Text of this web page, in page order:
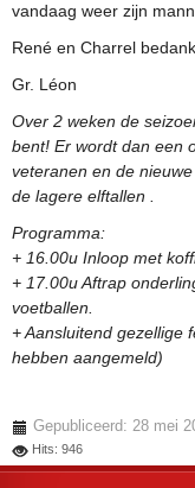
vandaag weer zijn
René en Charrel
Gr. Léon
Over 2 weken de
bent! Er wordt dan een
veteranen en de
de lagere elftallen .
Programma:
+ 16.00u Inloop met
+ 17.00u Aftrap
voetballen.
+ Aansluitend gezellige
hebben aangemeld)
Gepubliceerd: 28 mei
Hits: 946